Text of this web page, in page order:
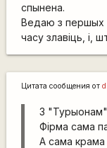
спынена.
Ведаю з першых
часу злавіць, і,
Цитата сообщения от
З "Турыонам"
Фірма сама
А сама крама